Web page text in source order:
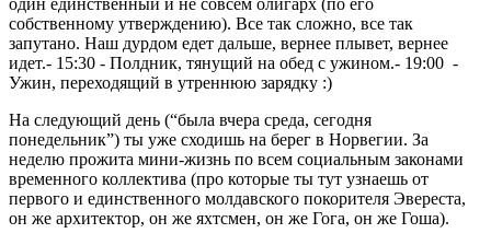
один единственный и не совсем олигарх (по его
собственному утверждению). Все так сложно, все так
запутано. Наш дурдом едет дальше, вернее плывет, вернее
идет.- 15:30 - Полдник, тянущий на обед с ужином.- 19:00 -
Ужин, переходящий в утреннюю зарядку :)
На следующий день (“была вчера среда, сегодня
понедельник”) ты уже сходишь на берег в Норвегии. За
неделю прожита мини-жизнь по всем социальным законами
временного коллектива (про которые ты тут узнаешь от
первого и единственного молдавского покорителя Эвереста,
он же архитектор, он же яхтсмен, он же Гога, он же Гоша).